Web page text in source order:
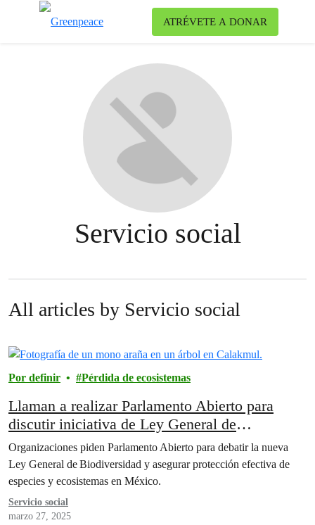
ATRÉVETE A DONAR
Servicio social
All articles by Servicio social
Por definir Pérdida de ecosistemas
Llaman a realizar Parlamento Abierto para
discutir iniciativa de Ley General de
Biodiversidad
Organizaciones piden Parlamento Abierto para debatir la nueva
Ley General de Biodiversidad y asegurar protección efectiva de
especies y ecosistemas en México.
Servicio social
marzo 27, 2025